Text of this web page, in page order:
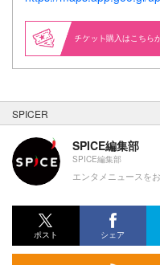
購入はこちら
SPICER
SPICE編集部
SPICE編集部
エンタメニュースを
ポスト シェア